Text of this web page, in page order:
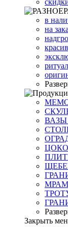
в
на
Закрыть